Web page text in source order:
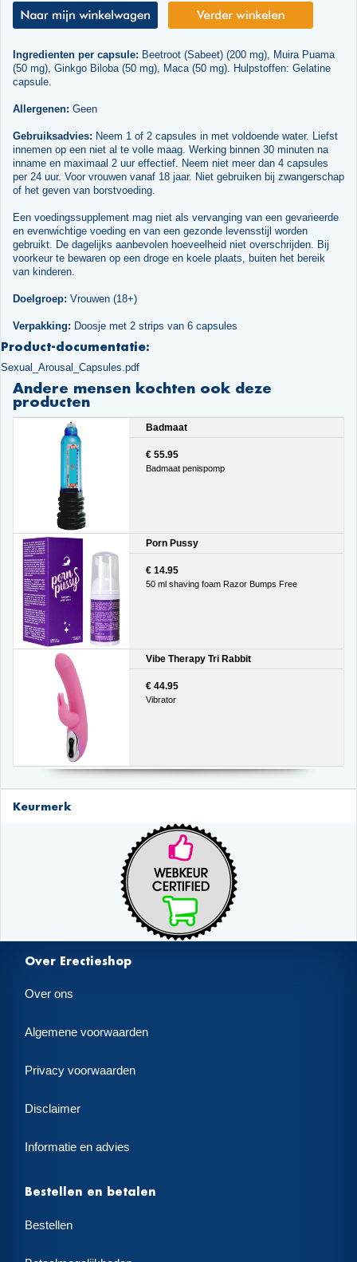
Ingredienten per capsule: Beetroot (Sabeet) (200 mg), Muira Puama
(50 mg), Ginkgo Biloba (50 mg), Maca (50 mg). Hulpstoffen: Gelatine
capsule.
Allergenen: Geen
Gebruiksadvies: Neem 1 of 2 capsules in met voldoende water. Liefst
innemen op een niet al te volle maag. Werking binnen 30 minuten na
inname en maximaal 2 uur effectief. Neem niet meer dan 4 capsules
per 24 uur. Voor vrouwen vanaf 18 jaar. Niet gebruiken bij zwangerschap
of het geven van borstvoeding.
Een voedingssupplement mag niet als vervanging van een gevarieerde
en evenwichtige voeding en van een gezonde levensstijl worden
gebruikt. De dagelijks aanbevolen hoeveelheid niet overschrijden. Bij
voorkeur te bewaren op een droge en koele plaats, buiten het bereik
van kinderen.
Doelgroep: Vrouwen (18+)
Verpakking: Doosje met 2 strips van 6 capsules
Product-documentatie:
Sexual_Arousal_Capsules.pdf
Andere mensen kochten ook deze
producten
Badmaat
€ 55.95
Badmaat penispomp
Porn Pussy
€ 14.95
50 ml shaving foam Razor Bumps Free
Vibe Therapy Tri Rabbit
€ 44.95
Vibrator
Keurmerk
Over Erectieshop
Over ons
Algemene voorwaarden
Privacy voorwaarden
Disclaimer
Informatie en advies
Bestellen en betalen
Bestellen